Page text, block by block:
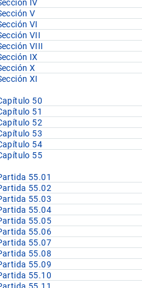
IV
V
VI
VII
VIII
IX
X
XI
50
51
52
53
54
55
55.01
55.02
55.03
55.04
55.05
55.06
55.07
55.08
55.09
55.10